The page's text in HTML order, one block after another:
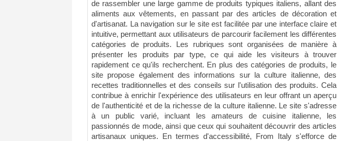
de rassembler une large gamme de produits typiques italiens, allant des
aliments aux vêtements, en passant par des articles de décoration et
d'artisanat. La navigation sur le site est facilitée par une interface claire et
intuitive, permettant aux utilisateurs de parcourir facilement les différentes
catégories de produits. Les rubriques sont organisées de manière à
présenter les produits par type, ce qui aide les visiteurs à trouver
rapidement ce qu'ils recherchent. En plus des catégories de produits, le
site propose également des informations sur la culture italienne, des
recettes traditionnelles et des conseils sur l'utilisation des produits. Cela
contribue à enrichir l'expérience des utilisateurs en leur offrant un aperçu
de l'authenticité et de la richesse de la culture italienne. Le site s'adresse
à un public varié, incluant les amateurs de cuisine italienne, les
passionnés de mode, ainsi que ceux qui souhaitent découvrir des articles
artisanaux uniques. En termes d'accessibilité, From Italy s'efforce de